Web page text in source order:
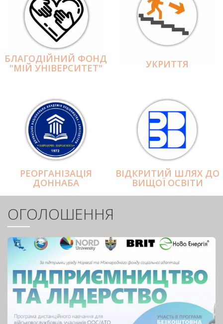
БЛАГОДІЙНИЙ ФОНД
"МІЙ УНІВЕРСИТЕТ" УКРИТТЯ
РЕОРГАНІЗАЦІЯ
ДОННАБА
ВІДКРИТИЙ ШЛЯХ ДО
ВИЩОЇ ОСВІТИ
ОГОЛОШЕННЯ